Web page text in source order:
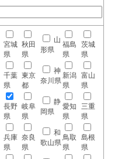
宮城
県
秋田
県
山
形県
福島
県
茨城
県
千葉
県
東京
都
神
奈川県
新潟
県
富山
県
長野
県
岐阜
県
静
岡県
愛知
県
三重
県
兵庫
県
奈良
県
和
歌山県
鳥取
県
島根
県